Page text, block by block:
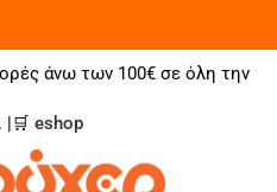
άνω των 100€ σε όλη την
|🛒 eshop